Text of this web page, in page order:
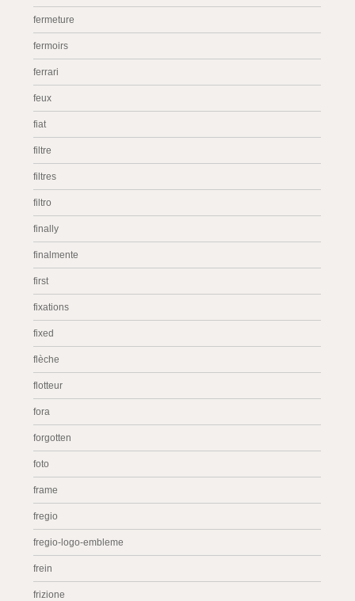
fermeture
fermoirs
ferrari
feux
fiat
filtre
filtres
filtro
finally
finalmente
first
fixations
fixed
flèche
flotteur
fora
forgotten
foto
frame
fregio
fregio-logo-embleme
frein
frizione